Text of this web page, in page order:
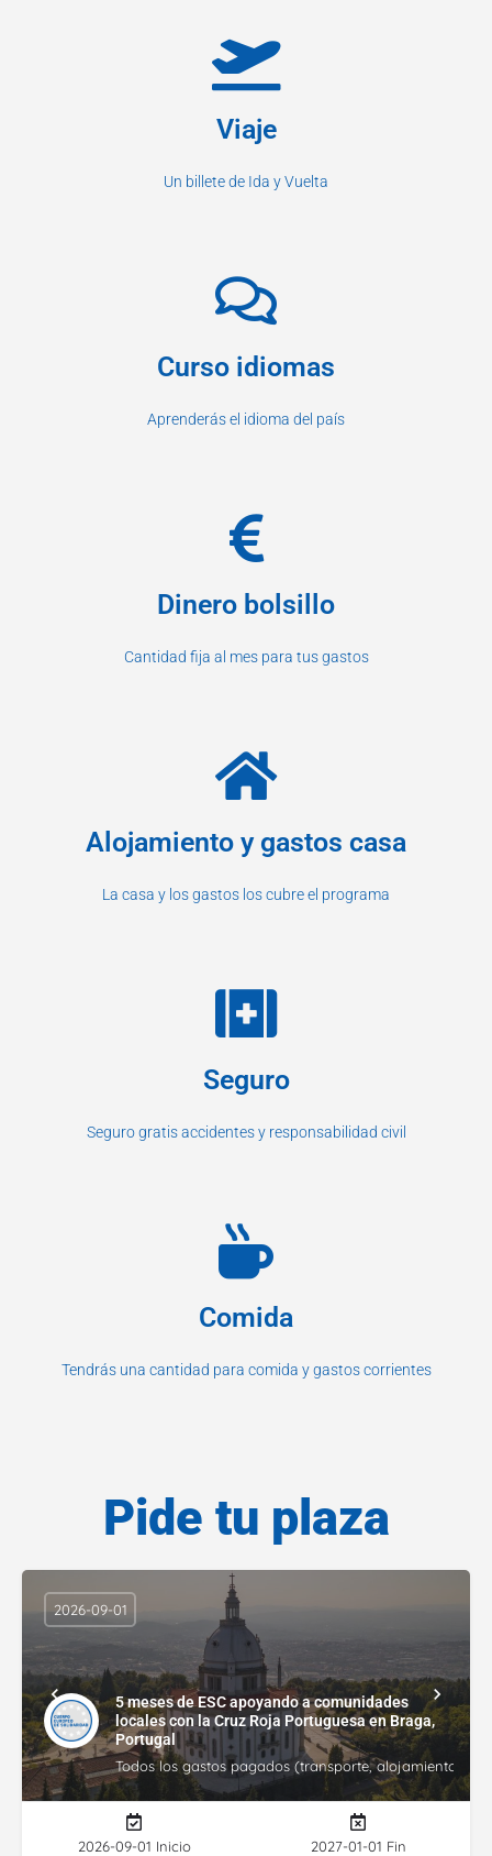
Viaje
Un billete de Ida y Vuelta
Curso idiomas
Aprenderás el idioma del país
Dinero bolsillo
Cantidad fija al mes para tus gastos
Alojamiento y gastos casa
La casa y los gastos los cubre el programa
Seguro
Seguro gratis accidentes y responsabilidad civil
Comida
Tendrás una cantidad para comida y gastos corrientes
Pide tu plaza
5 meses de ESC apoyando a comunidades
locales con la Cruz Roja Portuguesa en Braga,
Portugal
Todos los gastos pagados (transporte, alojamiento,
2026-09-01
2026-09-01 Inicio 2027-01-01 Fin